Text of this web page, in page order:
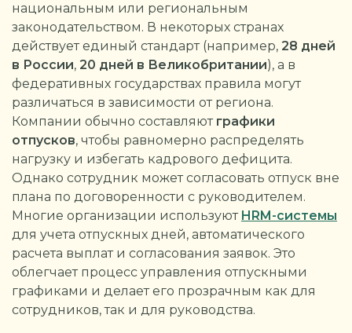
национальным или региональным
законодательством. В некоторых странах
действует единый стандарт (например, 28 дней
в России, 20 дней в Великобритании), а в
федеративных государствах правила могут
различаться в зависимости от региона.
Компании обычно составляют графики
отпусков, чтобы равномерно распределять
нагрузку и избегать кадрового дефицита.
Однако сотрудник может согласовать отпуск вне
плана по договоренности с руководителем.
Многие организации используют HRM-системы
для учета отпускных дней, автоматического
расчета выплат и согласования заявок. Это
облегчает процесс управления отпускными
графиками и делает его прозрачным как для
сотрудников, так и для руководства.